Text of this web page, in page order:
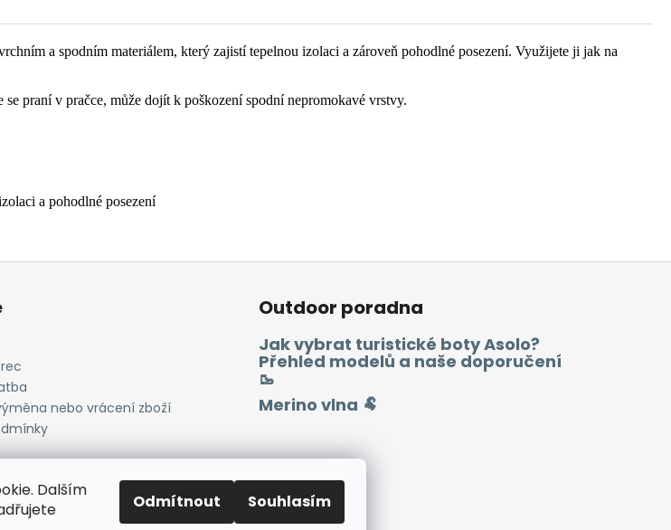
Dalším
Odmítnout Souhlasím
a spodním materiálem, který zajistí tepelnou izolaci a zároveň pohodlné posezení. Využijete ji jak na
praní v pračce, může dojít k poškození spodní nepromokavé vrstvy.
a pohodlné posezení
nebo vrácení zboží
Outdoor poradna
Jak vybrat turistické boty Asolo?
Přehled modelů a naše doporučení
🥾
Merino vlna 🐏
Facebook Heureka.cz Zboží.cz